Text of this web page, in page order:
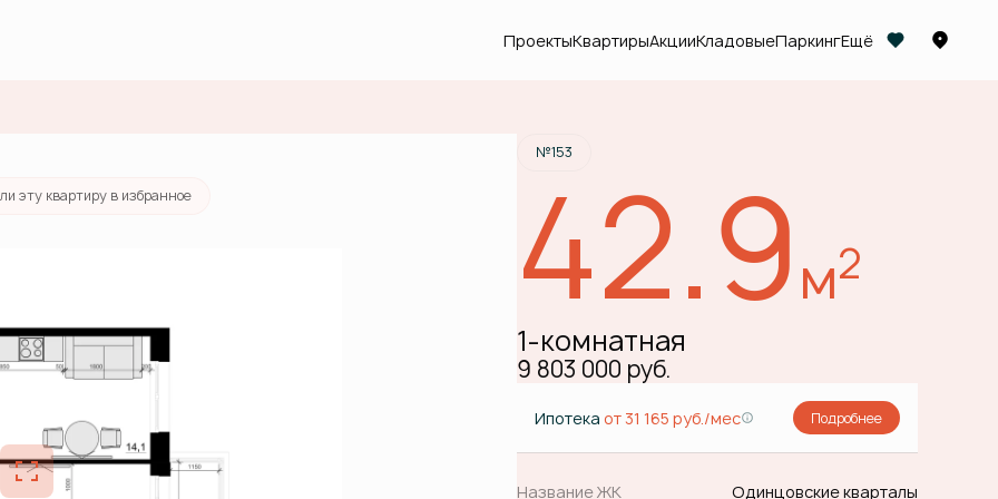
ПроектыКвартирыАкцииКладовыеПаркингЕщё
Забронировать
эту квартиру за 24 часа
№153
42.9м2
1-комнатная
9 803 000 руб.
Ипотека от 31 165 руб./мес Подробнее
Название ЖК
Одинцовские кварталы